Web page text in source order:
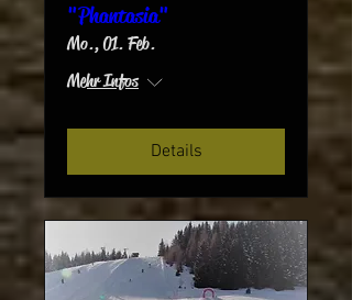
"Phantasia"
Mo., 01. Feb.
Mehr Infos
Details